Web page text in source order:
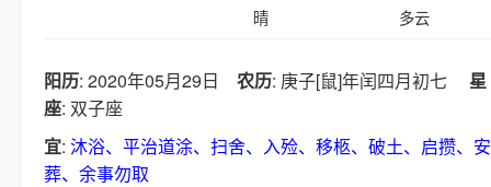
晴 多云
阳历: 2020年05月29日 农历: 庚子[鼠]年闰四月初七 星
座: 双子座
宜: 沐浴、平治道涂、扫舍、入殓、移柩、破土、启攒、安
葬、余事勿取